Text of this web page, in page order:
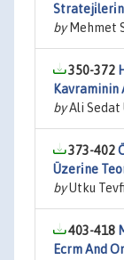
byMehmet
350-372
Kavraminin
byAli Sedat
373-402
Üzeri̇ne
byUtku
403-418
Ecrm And